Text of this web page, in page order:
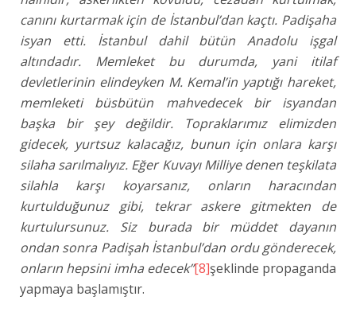
canını kurtarmak için de İstanbul’dan kaçtı. Padişaha
isyan etti. İstanbul dahil bütün Anadolu işgal
altındadır. Memleket bu durumda, yani itilaf
devletlerinin elindeyken M. Kemal’in yaptığı hareket,
memleketi büsbütün mahvedecek bir isyandan
başka bir şey değildir. Topraklarımız elimizden
gidecek, yurtsuz kalacağız, bunun için onlara karşı
silaha sarılmalıyız. Eğer Kuvayı Milliye denen teşkilata
silahla karşı koyarsanız, onların haracından
kurtulduğunuz gibi, tekrar askere gitmekten de
kurtulursunuz. Siz burada bir müddet dayanın
ondan sonra Padişah İstanbul’dan ordu gönderecek,
onların hepsini imha edecek”[8]şeklinde propaganda
yapmaya başlamıştır.